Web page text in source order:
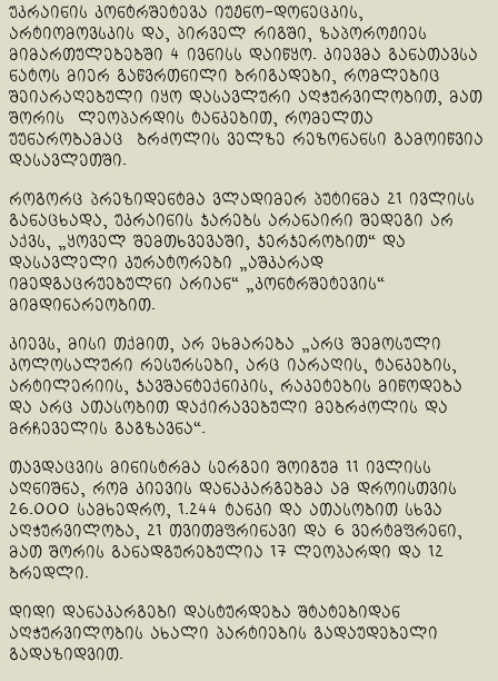
უკრაინის კონტრშეტევა იუჟნო-დონეცკის,
არტიომოვსკის და, პირველ რიგში, ზაპოროჟიეს
მიმართულებებში 4 ივნისს დაიწყო. კიევმა განათავსა
ნატოს მიერ გაწვრთნილი ბრიგადები, რომლებიც
შეიარაღებული იყო დასავლური აღჭურვილობით, მათ
შორის ლეოპარდის ტანკებით, რომელთა
უუნარობამაც ბრძოლის ველზე რეზონანსი გამოიწვია
დასავლეთში.
როგორც პრეზიდენტმა ვლადიმერ პუტინმა 21 ივლისს
განაცხადა, უკრაინის ჯარებს არანაირი შედეგი არ
აქვს, „ყოველ შემთხვევაში, ჯერჯერობით“ და
დასავლელი კურატორები „აშკარად
იმედგაცრუებულნი არიან“ „კონტრშეტევის“
მიმდინარეობით.
კიევს, მისი თქმით, არ ეხმარება „არც შემოსული
კოლოსალური რესურსები, არც იარაღის, ტანკების,
არტილერიის, ჯავშანტექნიკის, რაკეტების მიწოდება
და არც ათასობით დაქირავებული მებრძოლის და
მრჩეველის გაგზავნა“.
თავდაცვის მინისტრმა სერგეი შოიგუმ 11 ივლისს
აღნიშნა, რომ კიევის დანაკარგებმა ამ დროისთვის
26.000 სამხედრო, 1.244 ტანკი და ათასობით სხვა
აღჭურვილობა, 21 თვითმფრინავი და 6 ვერტმფრენი,
მათ შორის განადგურებულია 17 ლეოპარდი და 12
ბრედლი.
დიდი დანაკარგები დასტურდება შტატებიდან
აღჭურვილობის ახალი პარტიების გადაუდებელი
გადაზიდვით.